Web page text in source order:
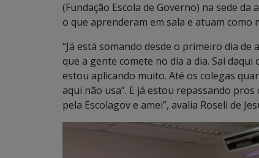
(Fundação Escola de Governo) na sede
o que aprenderam em sala e atuam
“Já está somando desde o primeiro dia de
que a gente comete no dia a dia. Sai
estou aplicando muito. Até os colegas
aqui não usa”. E já estou repassando
pela Escolagov e amei”, avalia Roseli de